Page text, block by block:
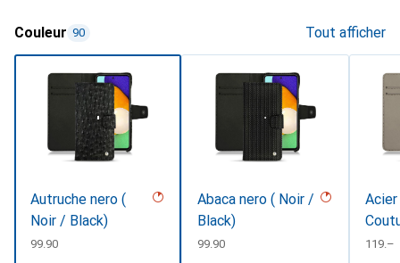
Couleur 90 Tout afficher
Autruche nero (
Noir / Black)
CHF
99.90
Abaca nero ( Noir /
Black)
CHF
99.90 CHF
119.–